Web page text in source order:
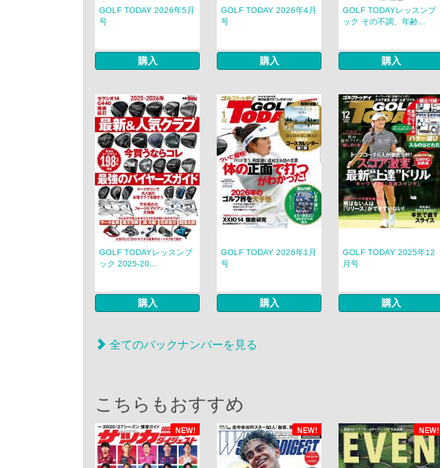
GOLF TODAY 2026年5月
号
購入
GOLF TODAY 2026年4月
号
購入
GOLF TODAYレッスンブ
ック その不調、年齢...
購入
GOLF TODAYレッスンブ
ック 2025-20...
購入
GOLF TODAY 2026年1月
号
購入
GOLF TODAY 2025年12
月号
購入
全てのバックナンバーを見る
こちらもおすすめ
NEW! NEW! NEW!